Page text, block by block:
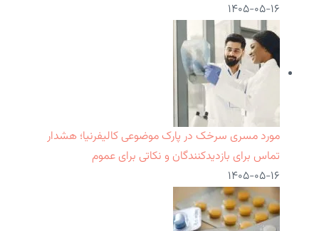
۱۴۰۵-۰۵-۱۶
مورد مسری سرخک در پارک موضوعی کالیفرنیا؛ هشدار
تماس برای بازدیدکنندگان و نکاتی برای عموم
۱۴۰۵-۰۵-۱۶